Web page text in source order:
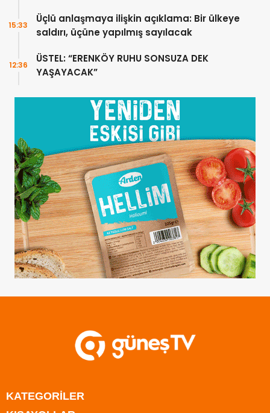
Üçlü anlaşmaya ilişkin açıklama: Bir ülkeye
saldırı, üçüne yapılmış sayılacak
15:33
ÜSTEL: “ERENKÖY RUHU SONSUZA DEK
YAŞAYACAK”
12:36
KATEGORİLER